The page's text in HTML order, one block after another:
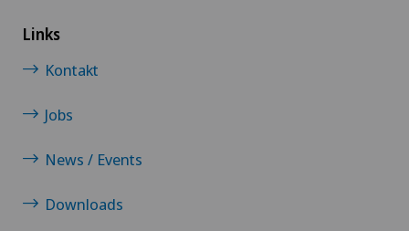
Links
Kontakt
Jobs
News / Events
Downloads